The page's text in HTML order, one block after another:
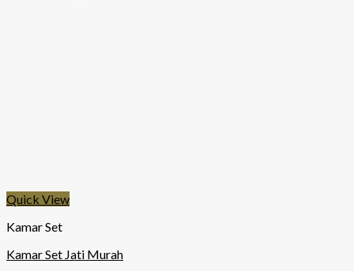
Quick View
Kamar Set
Kamar Set Jati Murah